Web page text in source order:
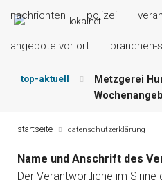
nachrichten polizei
angebote vor ort branchen-
top-aktuell
Metzgerei
und mehr …
Der
startseite datenschutzerklärung
Name und Anschrift des
Der Verantwortliche im Sinne